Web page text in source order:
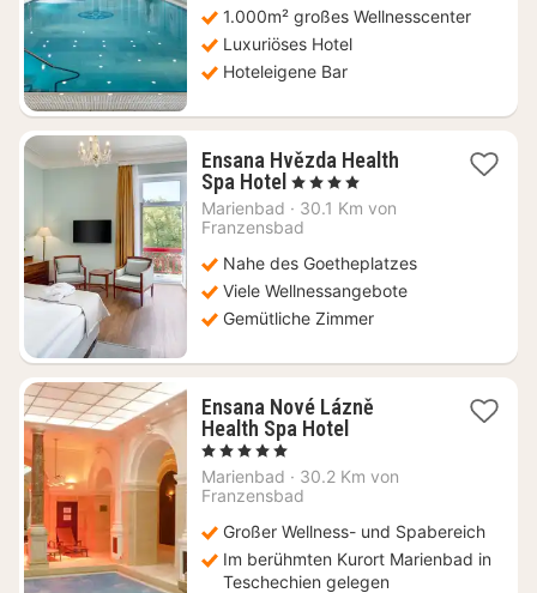
€
1.000m² großes Wellnesscenter
Luxuriöses Hotel
Hoteleigene Bar
Ensana Hvězda Health
Spa Hotel 1
Nacht
ab
€
, 4 Sterne
Marienbad · 30.1 Km von
Franzensbad
Nahe des Goetheplatzes
Viele Wellnessangebote
Gemütliche Zimmer
Ensana Nové Lázně
Health Spa Hotel1
ab
, 5 Sterne
Marienbad · 30.2 Km von
Franzensbad
Großer Wellness- und Spabereich
Im berühmten Kurort Marienbad in
Teschechien gelegen